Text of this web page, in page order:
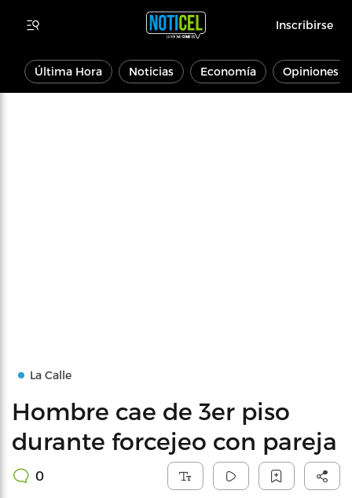
Inscribirse
Última Hora Noticias Economía Opiniones
La Calle
Hombre cae de 3er piso
durante forcejeo con pareja
0